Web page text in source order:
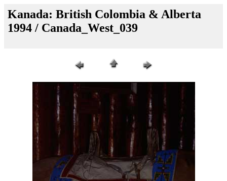
Kanada: British Colombia & Alberta
1994 / Canada_West_039